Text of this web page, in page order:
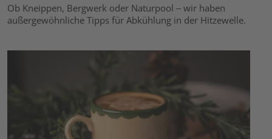
Ob Kneippen, Bergwerk oder Naturpool – wir haben
außergewöhnliche Tipps für Abkühlung in der Hitzewelle.